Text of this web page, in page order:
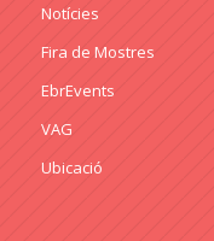
Notícies
Fira de Mostres
EbrEvents
VAG
Ubicació